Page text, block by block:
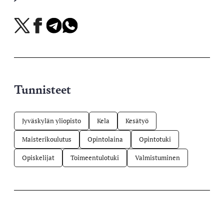
Jaa
X-
Jaa
Facebookissa
Jaa
Telegramissa
Jaa
WhatsAppissa
Tunnisteet
Jyväskylän yliopisto Kela Kesätyö
Maisterikoulutus Opintolaina Opintotuki
Opiskelijat Toimeentulotuki Valmistuminen